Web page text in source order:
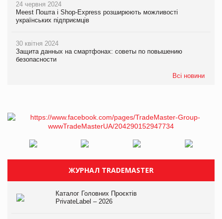
24 червня 2024
Meest Пошта і Shop-Express розширюють можливості
українських підприємців
30 квітня 2024
Защита данных на смартфонах: советы по повышению
безопасности
Всі новини
ЖУРНАЛ TRADEMASTER
Каталог Головних Проєктів
PrivateLabel – 2026